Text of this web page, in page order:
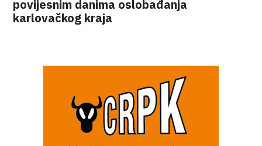
povijesnim danima oslobađanja
karlovačkog kraja